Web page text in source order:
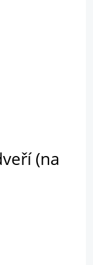
(na